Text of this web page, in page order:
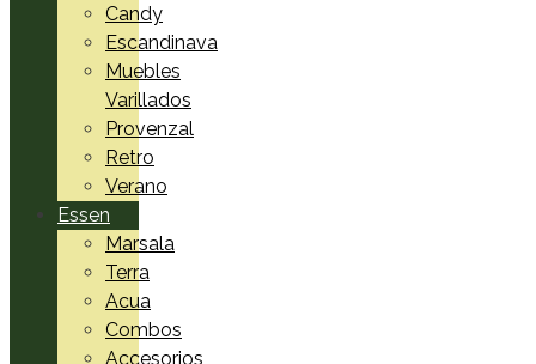
Candy
Escandinava
Muebles
Varillados
Provenzal
Retro
Verano
Essen
Marsala
Terra
Acua
Combos
Accesorios